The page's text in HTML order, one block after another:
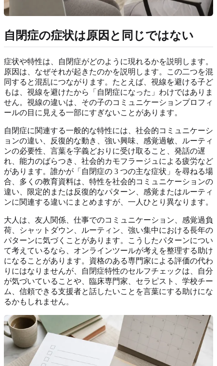
自閉症の症状は原因と同じではない
症状や特性は、自閉症がどのように現れるかを説明します。
原因は、なぜそれが起きたのかを説明します。この二つを混
同すると混乱につながります。たとえば、視線を避ける子ど
もは、視線を避けたから「自閉症になった」わけではありま
せん。視線の違いは、その子のコミュニケーションプロフィ
ールの目に見える一部にすぎないことがあります。
自閉症に関連する一般的な特性には、社会的コミュニケーシ
ョンの違い、反復的な動き、強い興味、感覚過敏、ルーティ
ンの必要性、言葉を字義どおりに受け取ること、発話の遅
れ、能力のばらつき、社会的カモフラージュによる疲労など
があります。誰かが「自閉症の 3 つの主な症状」を尋ねる場
合、多くの教育資料は、特性を社会的コミュニケーションの
違い、限定的または反復的なパターン、感覚またはルーティ
ンに関連する違いにまとめますが、一人ひとり異なります。
大人は、友人関係、仕事でのコミュニケーション、感覚過負
荷、シャットダウン、ルーティン、強い集中における長年の
パターンに気づくことがあります。こうしたパターンについ
て考えているなら、オンラインツールが考えを整理する助け
になることがあります。資格のある専門家による評価の代わ
りにはなりませんが、
自閉症特性のセルフチェック は、自分
が気づいていることや、臨床専門家、セラピスト、学校チー
ム、信頼できる支援者と話したいことを言葉にする助けにな
るかもしれません。